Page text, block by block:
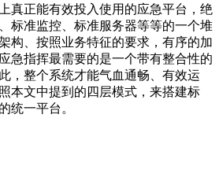
真正能有效投入使用的应急平台，绝
标准监控、标准服务器等等的一个堆
构、按照业务特征的要求，有序的加
急指挥最需要的是一个带有整合性的
，整个系统才能气血通畅、有效运
本文中提到的四层模式，来搭建标
统一平台。